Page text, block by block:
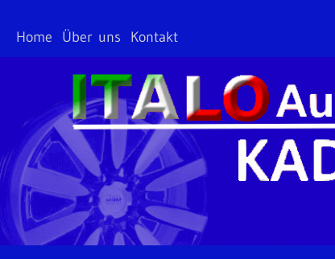
Home Über uns Kontakt